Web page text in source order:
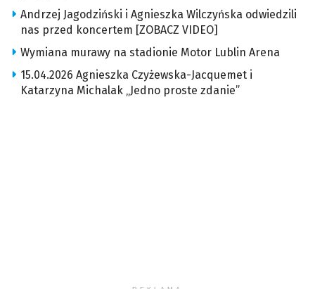
Andrzej Jagodziński i Agnieszka Wilczyńska odwiedzili
nas przed koncertem [ZOBACZ VIDEO]
Wymiana murawy na stadionie Motor Lublin Arena
15.04.2026 Agnieszka Czyżewska-Jacquemet i
Katarzyna Michalak „Jedno proste zdanie”